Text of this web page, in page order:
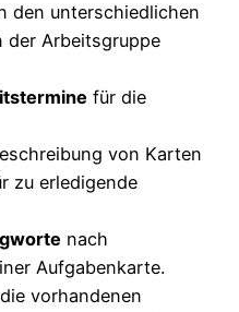
den unterschiedlichen
der Arbeitsgruppe
für die
von Karten
zu erledigende
nach
Aufgabenkarte.
vorhandenen